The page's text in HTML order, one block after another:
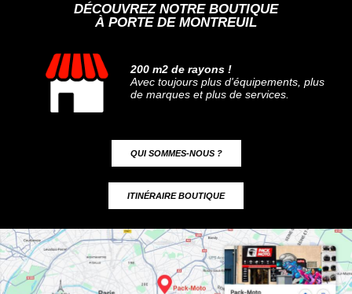
DÉCOUVREZ NOTRE BOUTIQUE
À PORTE DE MONTREUIL
200 m2 de rayons !
Avec toujours plus d'équipements, plus
de marques et plus de services.
QUI SOMMES-NOUS ?
ITINÉRAIRE BOUTIQUE